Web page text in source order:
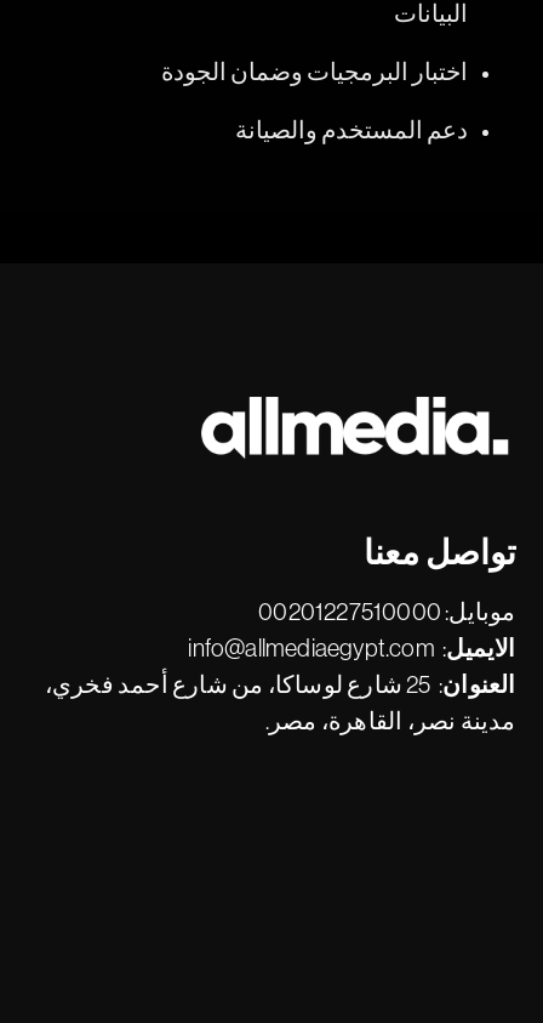
البيانات
اختبار البرمجيات وضمان الجودة
دعم المستخدم والصيانة
تواصل معنا
موبايل: 00201227510000
الايميل: info@allmediaegypt.com
العنوان:
مدينة نصر، القاهرة، مصر.